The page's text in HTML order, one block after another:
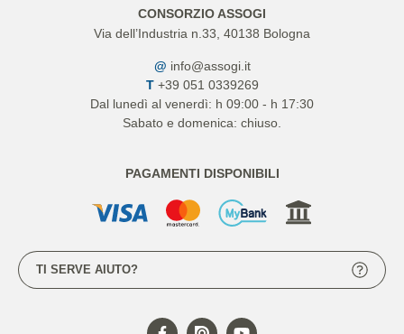
CONSORZIO ASSOGI
Via dell’Industria n.33, 40138 Bologna
@ info@assogi.it
T +39 051 0339269
Dal lunedì al venerdì: h 09:00 - h 17:30
Sabato e domenica: chiuso.
PAGAMENTI DISPONIBILI
TI SERVE AIUTO?